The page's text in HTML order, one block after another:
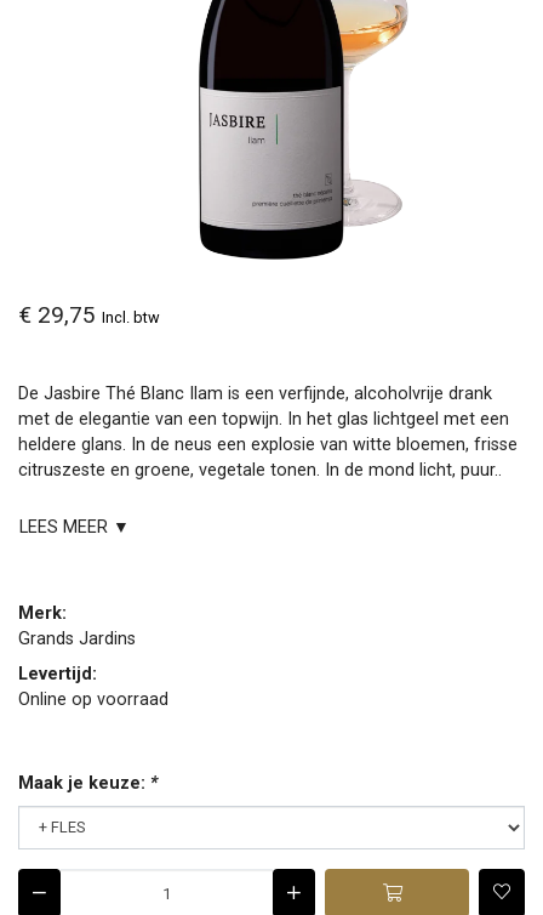
€ 29,75 Incl. btw
De Jasbire Thé Blanc Ilam is een verfijnde, alcoholvrije drank
met de elegantie van een topwijn. In het glas lichtgeel met een
heldere glans. In de neus een explosie van witte bloemen, frisse
citruszeste en groene, vegetale tonen. In de mond licht, puur..
LEES MEER ▼
Merk:
Grands Jardins
Levertijd:
Online op voorraad
Maak je keuze: *